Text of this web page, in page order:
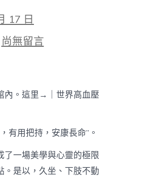
17 日
在
〈世
壓
日
何
止
久
坐
尚無留言
內。這里→｜世界高血壓
有用把持，安康長命”。
了一場美學與心靈的極限
。是以，久坐、下肢不動